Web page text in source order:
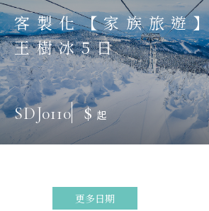
客製化【家族旅遊
王樹冰5日
SDJ0110 $起
更多日期